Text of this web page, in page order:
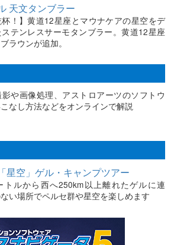
天文タンブラー
杯！】黄道12星座とマウナケアの星空をデ
テンレスサーモタンブラー。黄道12星座
ラウンが追加。
や画像処理、アストロアーツのソフトウ
なし方法などをオンラインで解説
星空」ゲル・キャンプツアー
トルから西へ250km以上離れたゲルに連
い場所でペルセ群や星空を楽しめます